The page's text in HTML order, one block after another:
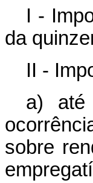
I -
da
II -
a) até
sobre